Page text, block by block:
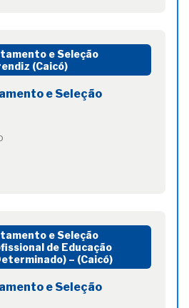
e Seleção
(Caicó)
e Seleção
e Seleção
de Educação
– (Caicó)
e Seleção